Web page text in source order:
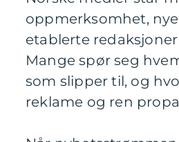
oppmerksomhet,
etablerte
Mange spør seg
som slipper til, og
reklame og ren